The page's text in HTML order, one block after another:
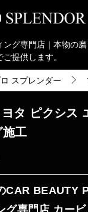
グ専門店｜本物の
提供します。
スプレンダー
タ ピクシス
施工
CAR BEAUTY
グ専門店 カー